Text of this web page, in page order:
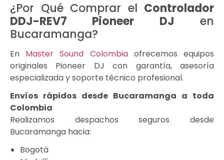
¿Por Qué Comprar el Controlador
DDJ-REV7 Pioneer DJ en
Bucaramanga?
En Master Sound Colombiaofrecemos equipos
originales Pioneer DJ con garantía, asesoría
especializada y soporte técnico profesional.
Envíos rápidos desde Bucaramanga a toda
Colombia
Realizamos despachos seguros desde
Bucaramanga hacia:
Bogotá